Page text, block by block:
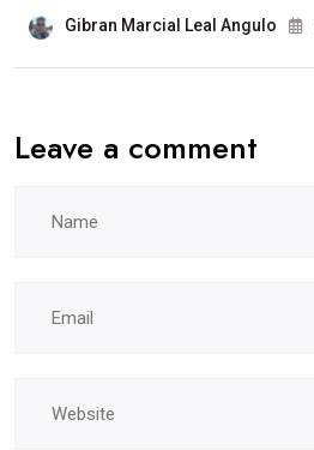
Gibran Marcial Leal Angulo
Leave a comment